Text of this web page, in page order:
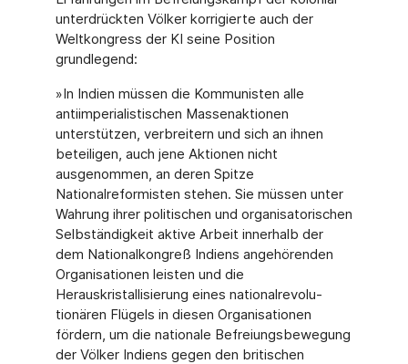
unter­drückten Völker korrigierte auch der
Weltkongress der KI seine Position
grundlegend:
»In Indien müssen die Kommunisten alle
antiimperialistischen Massenaktionen
unterstüt­zen, verbreitern und sich an ihnen
beteiligen, auch jene Aktionen nicht
ausgenommen, an deren Spitze
Nationalreformisten stehen. Sie müssen unter
Wahrung ihrer politischen und organisatorischen
Selbständigkeit aktive Arbeit innerhalb der
dem Nationalkongreß Indiens angehörenden
Organisationen leisten und die
Herauskristallisierung eines nationalrevolu­
tionären Flügels in diesen Organisationen
fördern, um die nationale Befreiungsbewegung
der Völker Indiens gegen den britischen